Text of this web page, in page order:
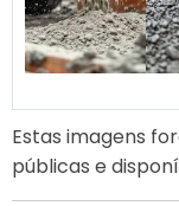
Estas imagens
públicas e